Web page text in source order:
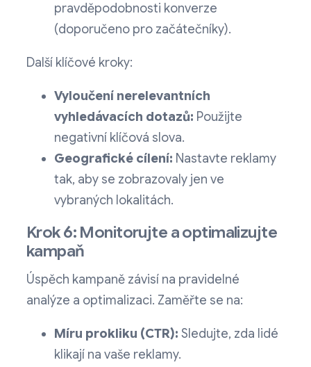
pravděpodobnosti konverze
(doporučeno pro začátečníky).
Další klíčové kroky:
Vyloučení nerelevantních
vyhledávacích dotazů: Použijte
negativní klíčová slova.
Geografické cílení: Nastavte reklamy
tak, aby se zobrazovaly jen ve
vybraných lokalitách.
Krok 6: Monitorujte a optimalizujte
kampaň
Úspěch kampaně závisí na pravidelné
analýze a optimalizaci. Zaměřte se na:
Míru prokliku (CTR): Sledujte, zda lidé
klikají na vaše reklamy.